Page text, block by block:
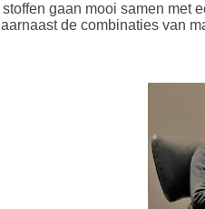
gaan mooi samen met
de combinaties van